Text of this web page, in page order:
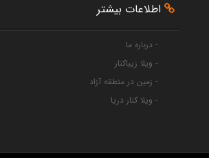
اطلاعات بیشتر
- درباره ما
- ویلا زیباکنار
- زمین در منطقه آزاد
- ویلا کنار دریا